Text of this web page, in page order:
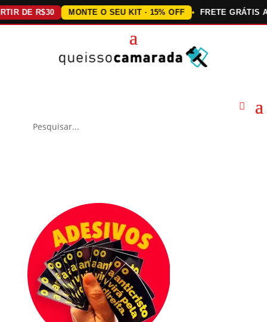
R$30 MONTE O SEU KIT · 15% OFF FRETE GRÁTIS